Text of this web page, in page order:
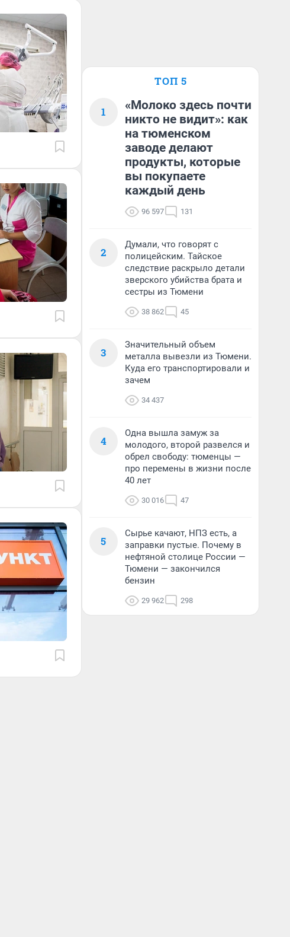
ТОП 5
1
«Молоко здесь почти
никто не видит»: как
на тюменском
заводе делают
продукты, которые
вы покупаете
каждый день
96 597 131
2
Думали, что говорят с
полицейским. Тайское
следствие раскрыло детали
зверского убийства брата и
сестры из Тюмени
38 862 45
3
Значительный объем
металла вывезли из Тюмени.
Куда его транспортировали и
зачем
34 437
4
Одна вышла замуж за
молодого, второй развелся и
обрел свободу: тюменцы —
про перемены в жизни после
40 лет
30 016 47
5
Сырье качают, НПЗ есть, а
заправки пустые. Почему в
нефтяной столице России —
Тюмени — закончился
бензин
29 962 298